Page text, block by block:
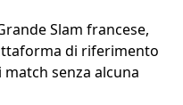
Slam francese,
di riferimento
senza alcuna